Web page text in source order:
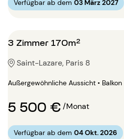
Verfügbar ab dem 03 März 2027
3 Zimmer 170m²
Saint-Lazare, Paris 8
Außergewöhnliche Aussicht • Balkon
5 500 €/Monat
Verfügbar ab dem 04 Okt. 2026